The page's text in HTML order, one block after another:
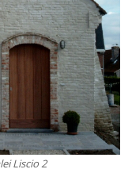
Liscio 2